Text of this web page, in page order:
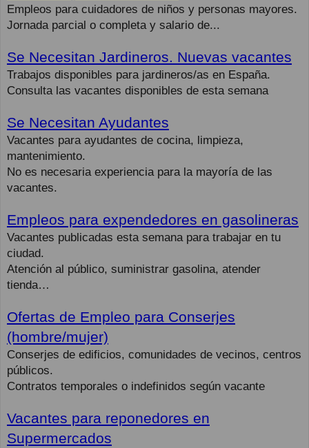
Empleos para cuidadores de niños y personas mayores.
Jornada parcial o completa y salario de...
Se Necesitan Jardineros. Nuevas vacantes
Trabajos disponibles para jardineros/as en España.
Consulta las vacantes disponibles de esta semana
Se Necesitan Ayudantes
Vacantes para ayudantes de cocina, limpieza,
mantenimiento.
No es necesaria experiencia para la mayoría de las
vacantes.
Empleos para expendedores en gasolineras
Vacantes publicadas esta semana para trabajar en tu
ciudad.
Atención al público, suministrar gasolina, atender
tienda…
Ofertas de Empleo para Conserjes
(hombre/mujer)
Conserjes de edificios, comunidades de vecinos, centros
públicos.
Contratos temporales o indefinidos según vacante
Vacantes para reponedores en
Supermercados